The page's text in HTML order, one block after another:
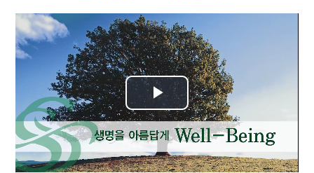
Play
Video